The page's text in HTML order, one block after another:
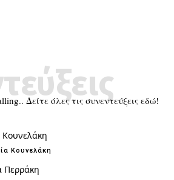
Δείτε όλες τις συνεντεύξεις εδώ!
Κουνελάκη